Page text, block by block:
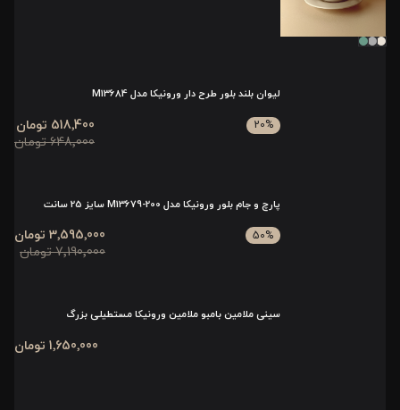
لیوان بلند بلور طرح دار ورونیکا مدل M13684
20%
648٬000 تومان
518٬400 تومان
پارچ و جام بلور ورونیکا مدل 200-M13679 سایز 25 سانت
50%
7٬190٬000 تومان
3٬595٬000 تومان
سینی ملامین بامبو ملامین ورونیکا مستطیلی بزرگ
1٬650٬000 تومان